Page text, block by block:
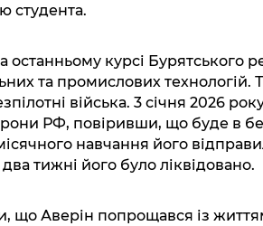
студента.
останньому курсі Бурятського
та промислових технологій.
війська. 3 січня 2026
РФ, повіривши, що буде в
навчання його
тижні його було ліквідовано.
що Аверін попрощався із